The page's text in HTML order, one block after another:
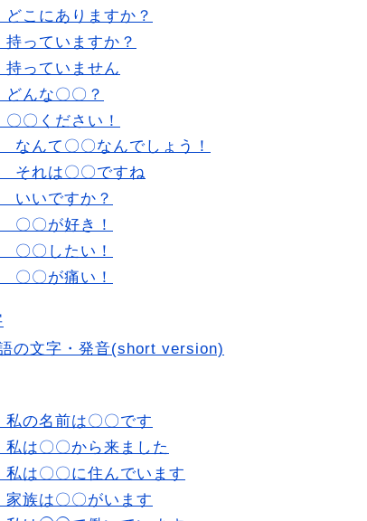
こにありますか？
っていますか？
っていません
んな〇〇？
〇ください！
なんて〇〇なんでしょう！
それは〇〇ですね
いいですか？
〇〇が好き！
〇〇したい！
〇〇が痛い！
の文字・発音(short version)
の名前は〇〇です
は〇〇から来ました
は〇〇に住んでいます
族は〇〇がいます